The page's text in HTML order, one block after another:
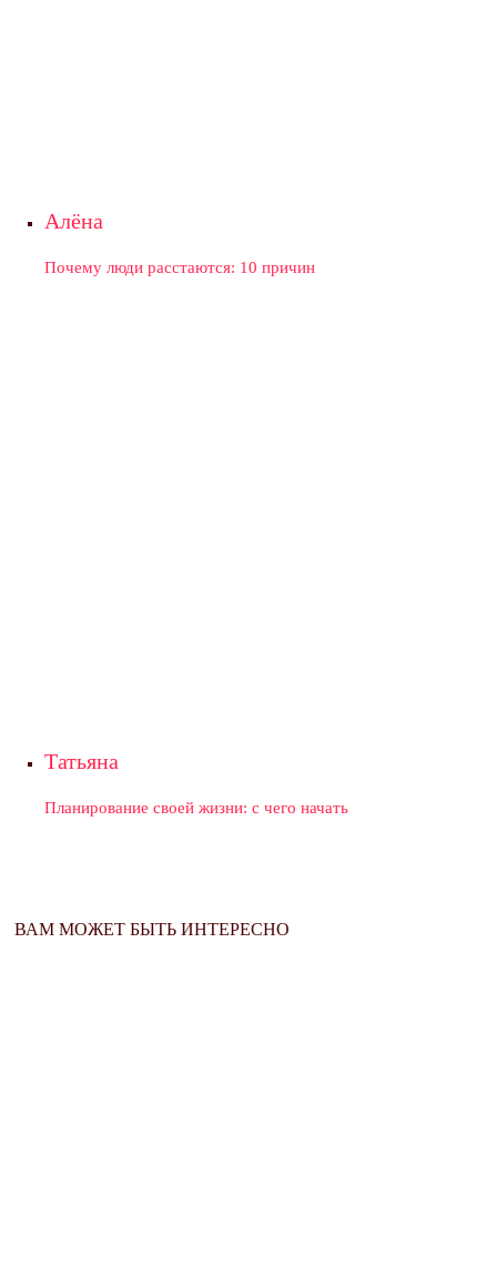
Алёна
Почему люди расстаются: 10 причин
Татьяна
Планирование своей жизни: с чего начать
ВАМ МОЖЕТ БЫТЬ ИНТЕРЕСНО